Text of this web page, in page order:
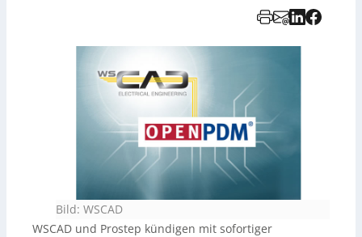
Bild: WSCAD
WSCAD und Prostep kündigen mit sofortiger